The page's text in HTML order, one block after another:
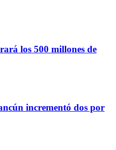
los 500 millones de
incrementó dos por